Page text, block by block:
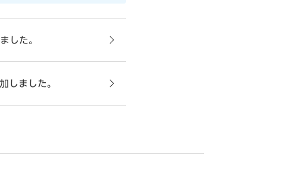
した。
しました。